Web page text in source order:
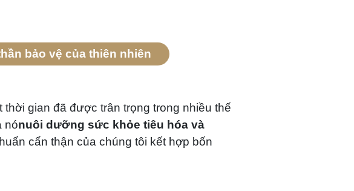
bảo vệ của thiên nhiên
gian đã được trân trọng trong nhiều thế
nónuôi dưỡng sức khỏe tiêu hóa và
cẩn thận của chúng tôi kết hợp bốn